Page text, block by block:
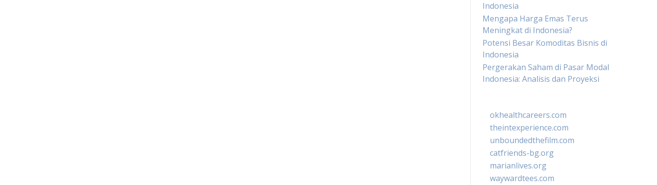
Indonesia
Mengapa Harga Emas Terus
Meningkat di Indonesia?
Potensi Besar Komoditas Bisnis di
Indonesia
Pergerakan Saham di Pasar Modal
Indonesia: Analisis dan Proyeksi
okhealthcareers.com
theintexperience.com
unboundedthefilm.com
catfriends-bg.org
marianlives.org
waywardtees.com